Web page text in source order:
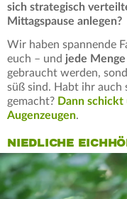
sich strategisch
Mittagspause anlegen?
Wir haben spannende
euch – und jede
gebraucht werden,
süß sind. Habt ihr auch
gemacht? Dann schickt
Augenzeugen.
NIEDLICHE